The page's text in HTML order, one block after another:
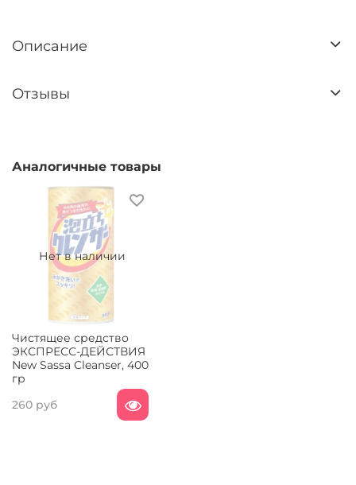
Описание
Отзывы
Аналогичные товары
Нет в наличии
Чистящее средство
ЭКСПРЕСС-ДЕЙСТВИЯ
New Sassa Cleanser, 400
гр
260 руб